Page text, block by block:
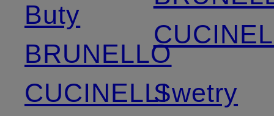
Buty
BRUNELLO
CUCINELLISwetry